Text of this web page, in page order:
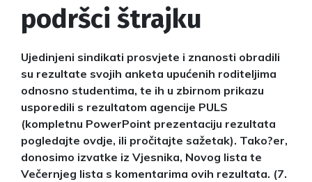
podršci štrajku
Ujedinjeni sindikati prosvjete i znanosti obradili
su rezultate svojih anketa upućenih roditeljima
odnosno studentima, te ih u zbirnom prikazu
usporedili s rezultatom agencije PULS
(kompletnu PowerPoint prezentaciju rezultata
pogledajte ovdje, ili pročitajte sažetak). Tako?er,
donosimo izvatke iz Vjesnika, Novog lista te
Večernjeg lista s komentarima ovih rezultata. (7.